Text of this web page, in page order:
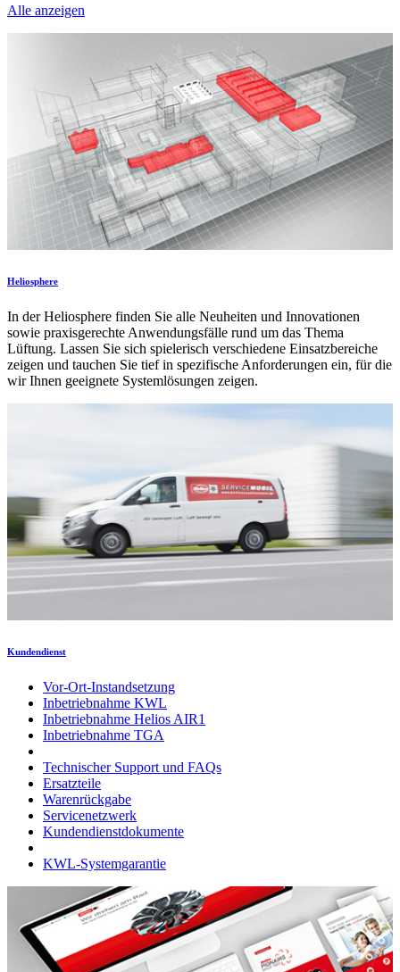
Alle anzeigen
Heliosphere
In der Heliosphere finden Sie alle Neuheiten und Innovationen
sowie praxisgerechte Anwendungsfälle rund um das Thema
Lüftung. Lassen Sie sich spielerisch verschiedene Einsatzbereiche
zeigen und tauchen Sie tief in spezifische Anforderungen ein, für die
wir Ihnen geeignete Systemlösungen zeigen.
Kundendienst
Vor-Ort-Instandsetzung
Inbetriebnahme KWL
Inbetriebnahme Helios AIR1
Inbetriebnahme TGA
Technischer Support und FAQs
Ersatzteile
Warenrückgabe
Servicenetzwerk
Kundendienstdokumente
KWL-Systemgarantie